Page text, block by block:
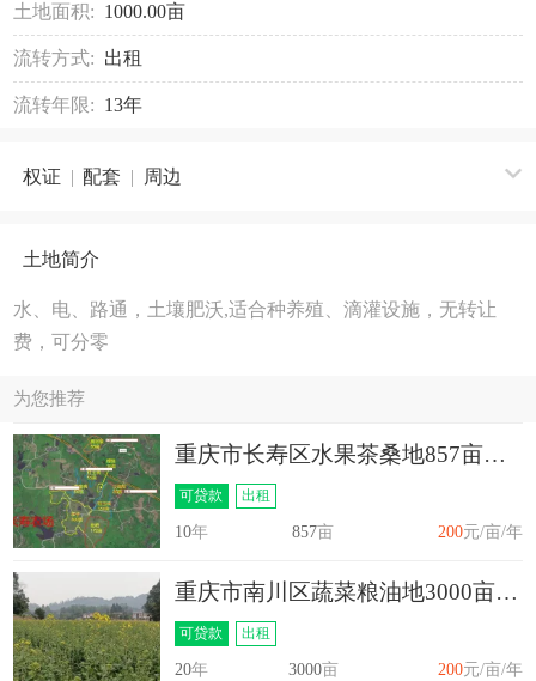
土地面积: 1000.00亩
流转方式: 出租
流转年限: 13年
权证 | 配套 | 周边
土地简介
水、电、路通，土壤肥沃,适合种养殖、滴灌设施，无转让
费，可分零
为您推荐
重庆市长寿区水果茶桑地857亩出租
可贷款 出租
10年 200元/亩/年
857亩
重庆市南川区蔬菜粮油地3000亩出租
可贷款 出租
20年 200元/亩/年
3000亩